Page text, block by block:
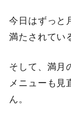
今日はずっと
満たされてい
そして、満月
メニューも見
ん。